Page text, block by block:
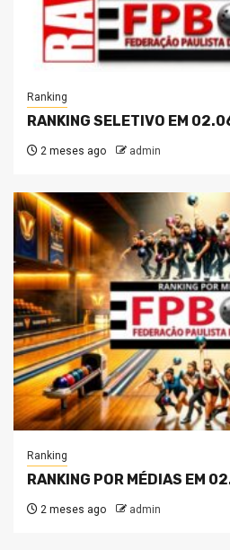
Ranking
RANKING SELETIVO EM
2 meses ago admin
Ranking
RANKING POR MÉDIAS EM
2 meses ago admin